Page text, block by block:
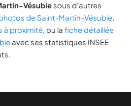
Vésubie sous d'autres
de Saint-Martin-Vésubie,
à proximité, ou la fiche détaillée
avec ses statistiques INSEE